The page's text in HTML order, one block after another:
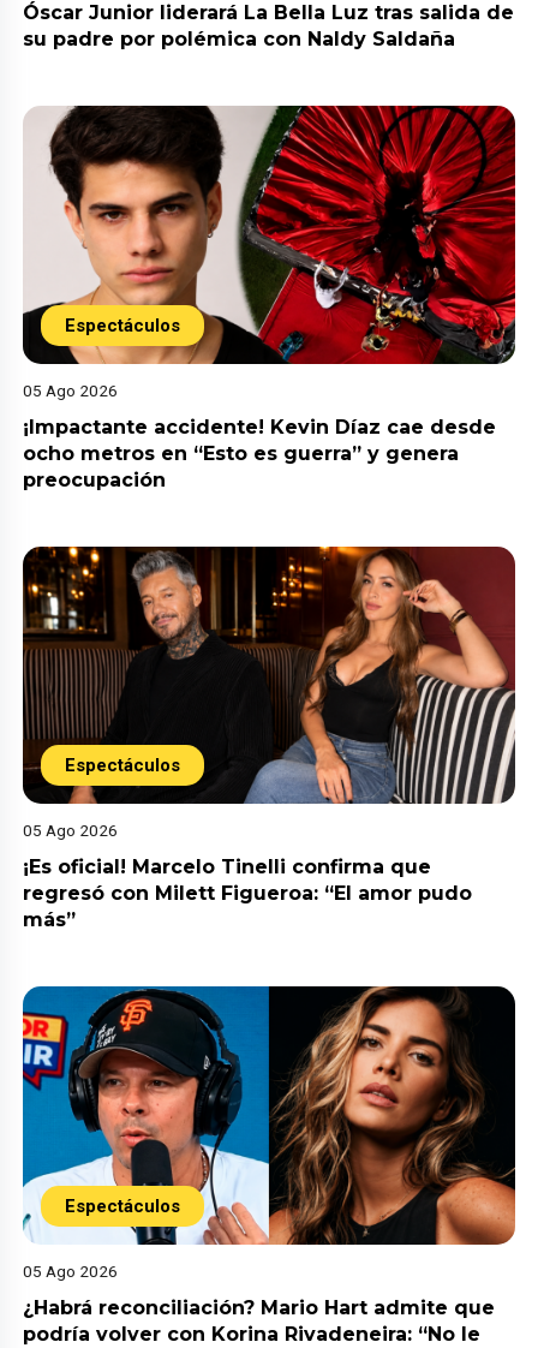
Óscar Junior liderará La Bella Luz tras salida de
su padre por polémica con Naldy Saldaña
Espectáculos
05 Ago 2026
¡Impactante accidente! Kevin Díaz cae desde
ocho metros en “Esto es guerra” y genera
preocupación
Espectáculos
05 Ago 2026
¡Es oficial! Marcelo Tinelli confirma que
regresó con Milett Figueroa: “El amor pudo
más”
Espectáculos
05 Ago 2026
¿Habrá reconciliación? Mario Hart admite que
podría volver con Korina Rivadeneira: “No le